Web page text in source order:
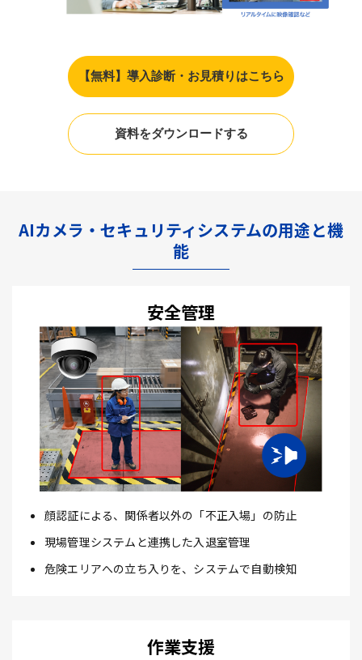
【無料】導入診断・お見積りはこちら
資料をダウンロードする
AIカメラ・セキュリティシステムの用途と機
能
安全管理
顔認証による、関係者以外の「不正入場」の防止
現場管理システムと連携した入退室管理
危険エリアへの立ち入りを、システムで自動検知
作業支援